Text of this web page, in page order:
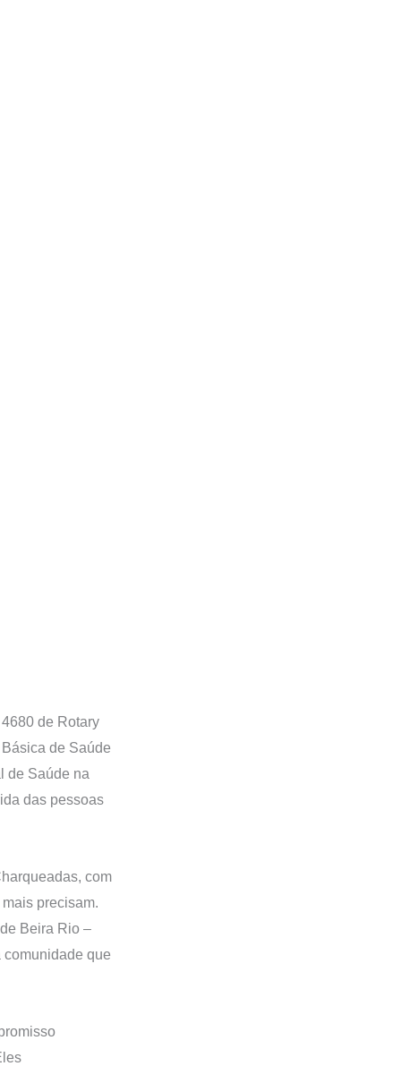
de Rotary
de Saúde
de Saúde na
das pessoas
com
precisam.
Beira Rio –
comunidade que